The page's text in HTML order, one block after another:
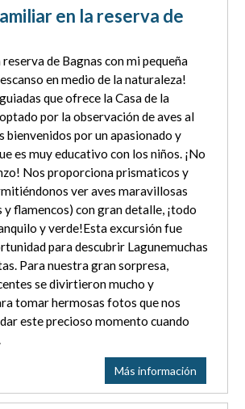
en la reserva de
reserva de Bagnas con mi pequeña
en medio de la naturaleza!
que ofrece la Casa de la
por la observación de aves al
bienvenidos por un apasionado y
es muy educativo con los niños. ¡No
Nos proporciona prismaticos y
ver aves maravillosas
flamencos) con gran detalle, ¡todo
y verde!Esta excursión fue
para descubrir Lagunemuchas
Para nuestra gran sorpresa,
se divirtieron mucho y
tomar hermosas fotos que nos
este precioso momento cuando
Más información